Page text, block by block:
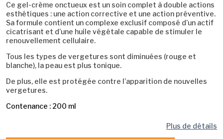
Ce gel-crème onctueux est un soin complet à double actions
esthétiques : une action corrective et une action préventive.
Sa formule contient un complexe exclusif composé d’un actif
cicatrisant et d’une huile végétale capable de stimuler le
renouvellement cellulaire.
Tous les types de vergetures sont diminuées (rouge et
blanche), la peau est plus tonique.
De plus, elle est protégée contre l’apparition de nouvelles
vergetures.
Contenance : 200 ml
Plus de détails